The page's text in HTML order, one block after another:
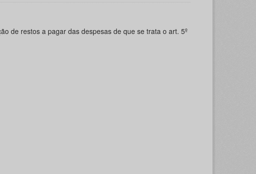
de restos a pagar das despesas de que se trata o art. 5º